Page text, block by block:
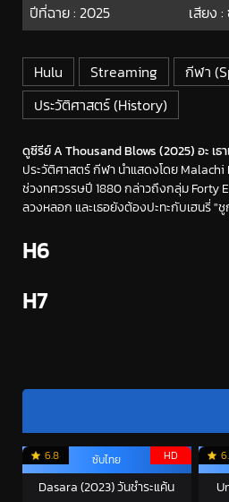
ปีที่ฉาย : 2025 เสียง
Hulu Streaming
กีฬา
ประวัติศาสตร์ (History)
ดูซีรีย์ A Thousand Blows (2025) อะ เธา
ประวัติศาสตร์ กีฬา นำแสดงโดย
ช่วงทศวรรษปี 1880 กล่าวถึงกลุ่ม Forty
ลวงหลอก และเธอยังต้องปะทะกับเฮนรี่
H6
H7
6.8 HD
ซับไทย
Dasara (2023) วันชำระแค้น